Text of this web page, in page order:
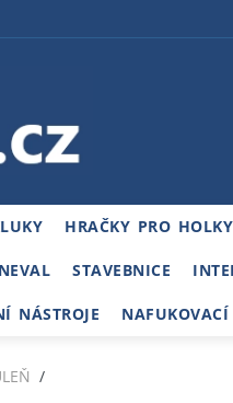
HRAČKY PRO HOLKY
STAVEBNICE
NÁSTROJE NAFUKOVACÍ